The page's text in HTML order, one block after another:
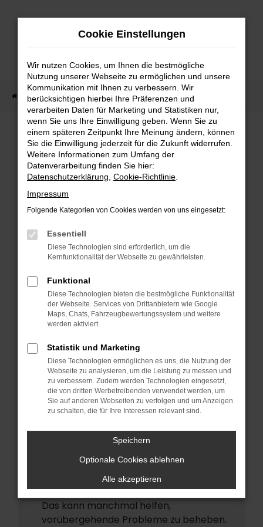
Zum
Startseite Fahrzeug Showroom Fahrzeugbestand
FAHRZEUGBESTAND
Bei Neuwagen Autoland finden Sie eine große
Auswahl an Marken und Modellen.
FEHLER: NETWORK
ERROR
Beim Laden ist ein Fehler aufgetreten.
Hier sind ein paar Tipps, die dir helfen
können:
Überprüfe deine Firewall und deine
Internetverbindung.
Laden andere Webseiten, zum Beispiel
deine Suchmaschine?
Prüfe deine Browsererweiterungen.
Manche Erweiterungen, wie
Werbeblocker, können das Laden
bestimmter Seiten verhindern.
Funktioniert die Seite in einem anderen
Browser oder in einem privaten Fenster?
Starte dein Gerät neu.
Das kann manchmal helfen,
vorübergehende Probleme zu beheben.
Cookie Einstellungen
Wir nutzen Cookies, um Ihnen die bestmögliche
Nutzung unserer Webseite zu ermöglichen und unsere
Kommunikation mit Ihnen zu verbessern. Wir
berücksichtigen hierbei Ihre Präferenzen und
verarbeiten Daten für Marketing und Statistiken nur,
wenn Sie uns Ihre Einwilligung geben. Wenn Sie zu
einem späteren Zeitpunkt Ihre Meinung ändern, können
Sie die Einwilligung jederzeit für die Zukunft widerrufen.
Weitere Informationen zum Umfang der
Datenverarbeitung finden Sie hier:
Datenschutzerklärung Cookie-Richtlinie
Impressum
Folgende Kategorien von Cookies werden von uns eingesetzt:
Essentiell
Diese Technologien sind erforderlich, um die
Kernfunktionalität der Webseite zu gewährleisten.
Funktional
Diese Technologien bieten die bestmögliche Funktionalität
der Webseite. Services von Drittanbietern wie Google
Maps, Chats, Fahrzeugbewertungssystem und weitere
werden aktiviert.
Statistik und Marketing
Diese Technologien ermöglichen es uns, die Nutzung der
Webseite zu analysieren, um die Leistung zu messen und
zu verbessern. Zudem werden Technologien eingesetzt,
die von dritten Werbetreibenden verwendet werden, um
Sie auf anderen Webseiten zu verfolgen und um Anzeigen
zu schalten, die für Ihre Interessen relevant sind.
Speichern
Optionale Cookies ablehnen
Alle akzeptieren